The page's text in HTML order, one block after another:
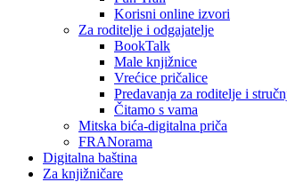
Korisni online izvori
Za roditelje i odgajatelje
BookTalk
Male knjižnice
Vrećice pričalice
Predavanja za roditelje i
Čitamo s vama
Mitska bića-digitalna priča
FRANorama
Digitalna baština
Za knjižničare